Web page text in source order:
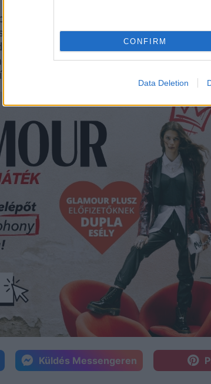
CONFIRM
Data Deletion
kiderült, hogy szerelme temérdekszer
nem volt épp felhőtlen True első hónapja.
a két sztár között, ugyanis az utóbbi
és randizni. A jelek szerint a kislány
benne, hogy Tristan tényleg
Küldés Messengeren